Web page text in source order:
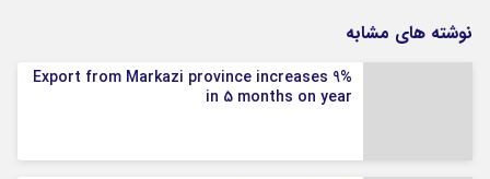
نوشته های مشابه
Export from Markazi province increases 9%
in 5 months on year